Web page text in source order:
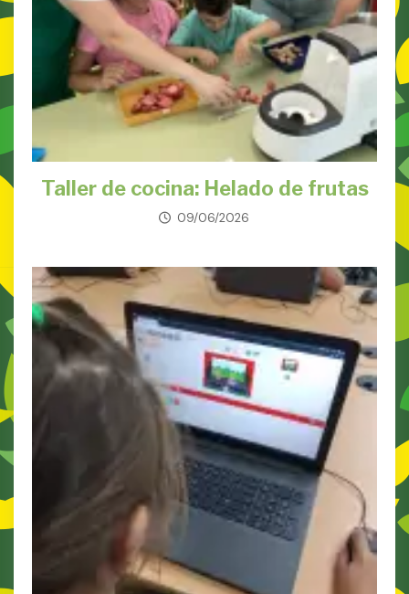
Taller de cocina: Helado de frutas
09/06/2026